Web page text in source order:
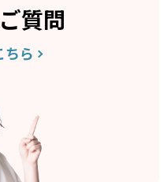
質問
ちら